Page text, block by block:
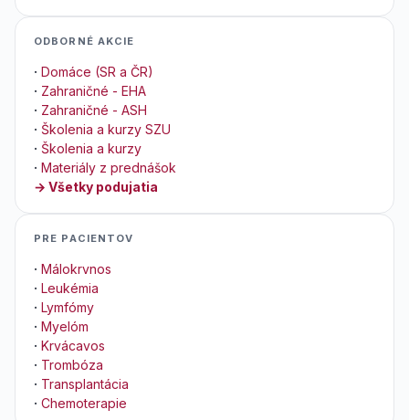
ODBORNÉ AKCIE
· Domáce (SR a ČR)
· Zahraničné - EHA
· Zahraničné - ASH
· Školenia a kurzy SZU
· Školenia a kurzy
· Materiály z prednášok
→ Všetky podujatia
PRE PACIENTOV
· Málokrvnos
· Leukémia
· Lymfómy
· Myelóm
· Krvácavos
· Trombóza
· Transplantácia
· Chemoterapie